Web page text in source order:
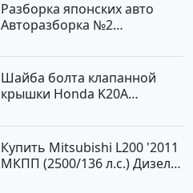
Разборка японских авто
Авторазборка №2
Шайба болта клапанной
крышки Honda K20A
Купить Mitsubishi L200 '2011
МКПП (2500/136 л.с.) Дизель